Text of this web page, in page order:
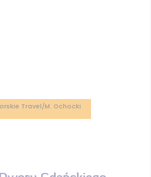
Travel/M. Ochocki